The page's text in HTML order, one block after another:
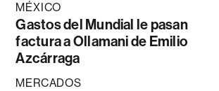
MÉXICO
Gastos del Mundial le pasan
factura a Ollamani de Emilio
Azcárraga
MERCADOS